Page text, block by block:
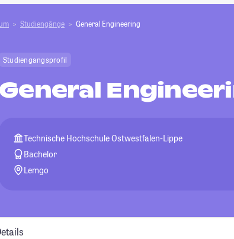
Studiengänge General Engineering
Studiengangsprofil
General
Technische Hochschule Ostwestfalen-Lippe
Bachelor
Lemgo